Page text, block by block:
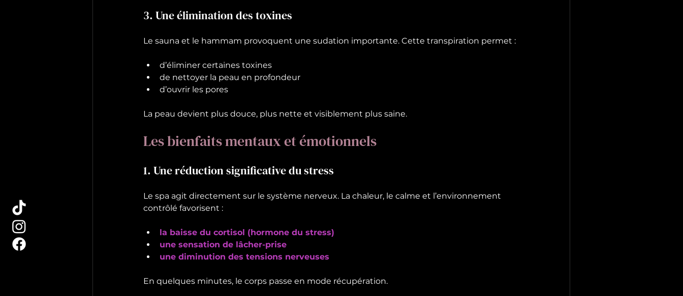
3. Une élimination des toxines
Le sauna et le hammam provoquent une sudation importante. Cette transpiration permet :
d’éliminer certaines toxines
de nettoyer la peau en profondeur
d’ouvrir les pores
La peau devient plus douce, plus nette et visiblement plus saine.
Les bienfaits mentaux et émotionnels
1. Une réduction significative du stress
Le spa agit directement sur le système nerveux. La chaleur, le calme et l’environnement
contrôlé favorisent :
la baisse du cortisol (hormone du stress)
une sensation de lâcher-prise
une diminution des tensions nerveuses
En quelques minutes, le corps passe en mode récupération.